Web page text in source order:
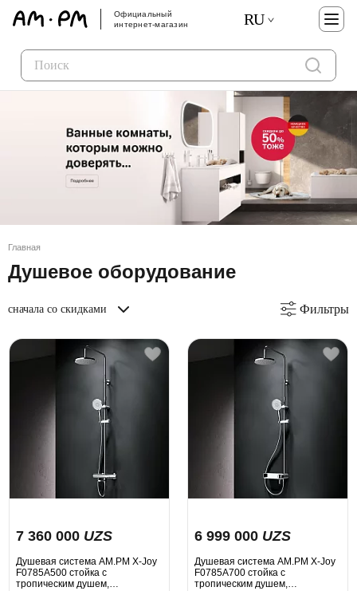
Официальный
интернет-магазин
RU
Главная
Душевое оборудование
сначала со скидками Фильтры
7 360 000 UZS
Душевая система AM.PM X-Joy
F0785A500 стойка с
тропическим душем,
6 999 000 UZS
Душевая система AM.PM X-Joy
F0785A700 стойка с
тропическим душем,